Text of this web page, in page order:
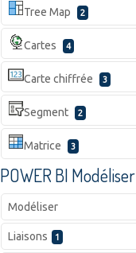
Tree Map 2
Cartes 4
Carte chiffrée 3
Segment 2
Matrice 3
POWER BI Modéliser
Modéliser
Liaisons 1